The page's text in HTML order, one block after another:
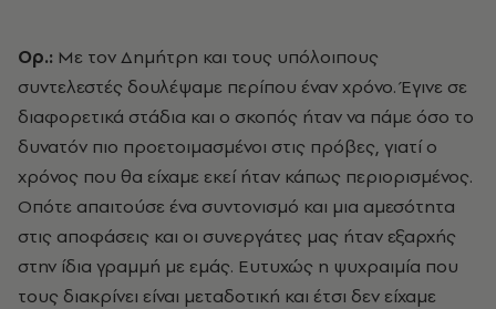
Ορ.: Με τον Δημήτρη και τους υπόλοιπους
συντελεστές δουλέψαμε περίπου έναν χρόνο. Έγινε σε
διαφορετικά στάδια και ο σκοπός ήταν να πάμε όσο το
δυνατόν πιο προετοιμασμένοι στις πρόβες, γιατί ο
χρόνος που θα είχαμε εκεί ήταν κάπως περιορισμένος.
Οπότε απαιτούσε ένα συντονισμό και μια αμεσότητα
στις αποφάσεις και οι συνεργάτες μας ήταν εξαρχής
στην ίδια γραμμή με εμάς. Ευτυχώς η ψυχραιμία που
τους διακρίνει είναι μεταδοτική και έτσι δεν είχαμε